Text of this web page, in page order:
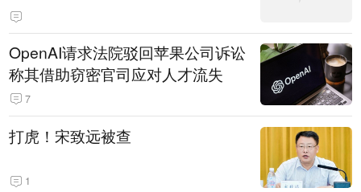
OpenAI请求法院驳回苹果公司诉讼
称其借助窃密官司应对人才流失
7
打虎！宋致远被查
1